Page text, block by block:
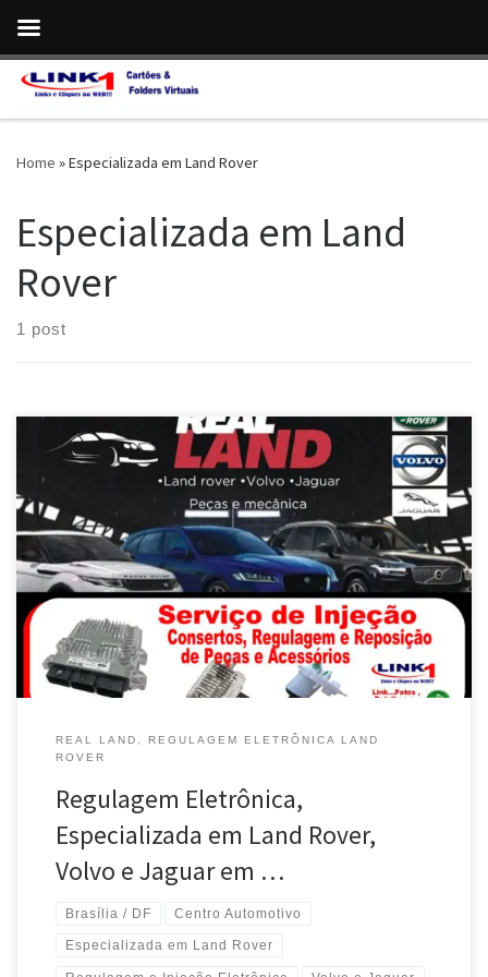
Skip to content
Home »Especializada em Land Rover
Especializada em Land
Rover
1 post
Real Land , Especializada em Regulagem da Injeção Eletrônica
para Land Rover em Brasília / DF Mecânica Especializada em
Regulagem do Kit de Injeção Eletrônica para Range Rover em
Brasília / DF Especializada em Conserto da Injeção Eletrônica para
Land Rover Discovery em Brasília / DF Especializada em
Regulagem do Kit de […]
REAL LAND, REGULAGEM ELETRÔNICA LAND
ROVER
Regulagem Eletrônica,
Especializada em Land Rover,
Volvo e Jaguar em …
Brasília / DF Centro Automotivo
Especializada em Land Rover